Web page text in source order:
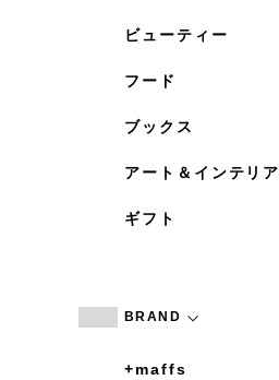
ビューティー
フード
ブックス
アート＆インテリア
ギフト
BRAND
+maffs